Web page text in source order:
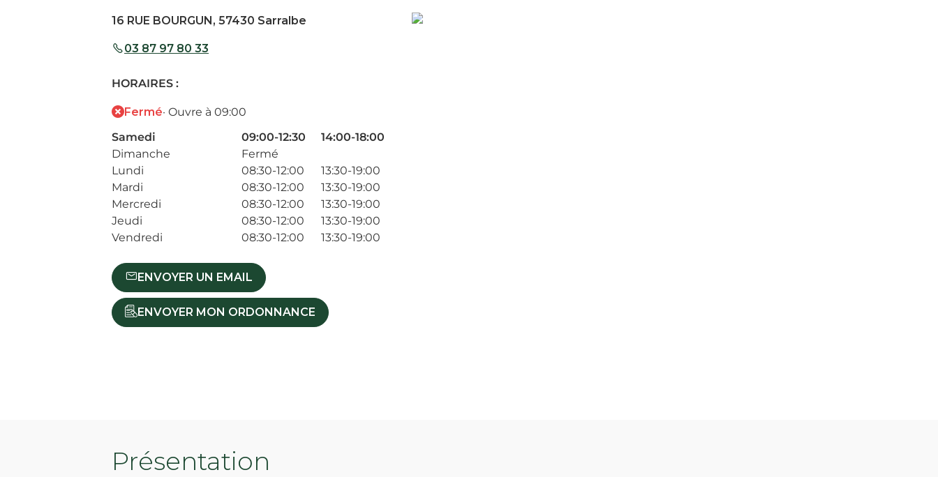
16 RUE BOURGUN, 57430 Sarralbe
03 87 97 80 33
HORAIRES :
Fermé· Ouvre à 09:00
Samedi
09:00-12:30
14:00-18:00
Dimanche
Fermé
Lundi
08:30-12:00
13:30-19:00
Mardi
08:30-12:00
13:30-19:00
Mercredi
08:30-12:00
13:30-19:00
Jeudi
08:30-12:00
13:30-19:00
Vendredi
08:30-12:00 13:30-19:00
ENVOYER UN EMAIL
ENVOYER MON ORDONNANCE
Présentation